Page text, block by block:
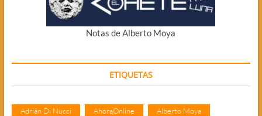
Notas de Alberto Moya
ETIQUETAS
Adrián Di Nucci AhoraOnline Alberto Moya